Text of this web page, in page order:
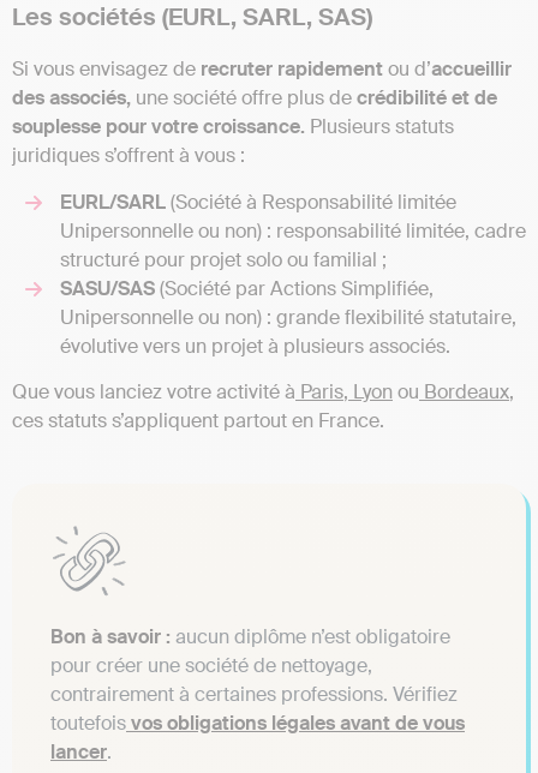
Les sociétés (EURL, SARL, SAS)
Si vous envisagez de recruter rapidementou d’accueillir
des associés, une société offre plus decrédibilité et de
souplesse pour votre croissance. Plusieurs statuts
juridiques s’offrent à vous :
EURL/SARL(Société à Responsabilité limitée
Unipersonnelle ou non) : responsabilité limitée, cadre
structuré pour projet solo ou familial ;
SASU/SAS(Société par Actions Simplifiée,
Unipersonnelle ou non) : grande flexibilité statutaire,
évolutive vers un projet à plusieurs associés.
Que vous lanciez votre activité à Paris, Lyon ou Bordeaux,
ces statuts s’appliquent partout en France.
Bon à savoir : aucun diplôme n’est obligatoire
pour créer une société de nettoyage,
contrairement à certaines professions. Vérifiez
toutefoisvos obligations légales avant de vous
lancer.